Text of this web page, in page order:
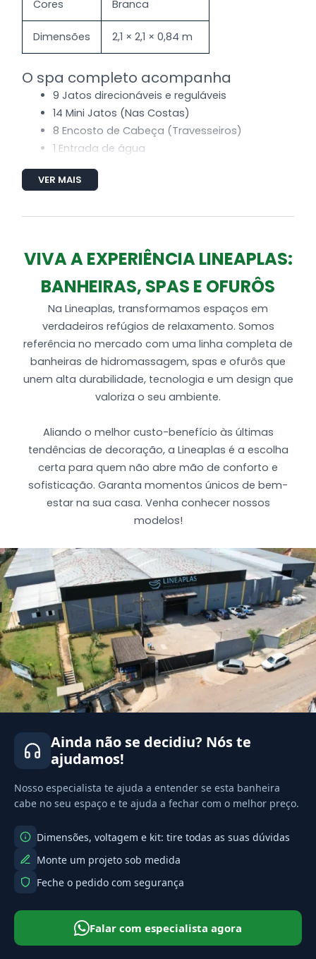
Cores Branca
Dimensões 2,1 × 2,1 × 0,84 m
O spa completo acompanha
9 Jatos direcionáveis e reguláveis
14 Mini Jatos (Nas Costas)
8 Encosto de Cabeça (Travesseiros)
1 Entrada de água
1 Saída de água
3 Sucções
Tubulação de água e ar
1 Motobomba de 1cv auto-drenante
VER MAIS
VIVA A EXPERIÊNCIA LINEAPLAS:
BANHEIRAS, SPAS E OFURÔS
Na Lineaplas, transformamos espaços em
verdadeiros refúgios de relaxamento. Somos
referência no mercado com uma linha completa de
banheiras de hidromassagem, spas e ofurôs que
unem alta durabilidade, tecnologia e um design que
valoriza o seu ambiente.
Aliando o melhor custo-benefício às últimas
tendências de decoração, a Lineaplas é a escolha
certa para quem não abre mão de conforto e
sofisticação. Garanta momentos únicos de bem-
estar na sua casa. Venha conhecer nossos
modelos!
Ainda não se decidiu? Nós te
ajudamos!
Nosso especialista te ajuda a entender se esta banheira
cabe no seu espaço e te ajuda a fechar com o melhor preço.
Dimensões, voltagem e kit: tire todas as suas dúvidas
Monte um projeto sob medida
Feche o pedido com segurança
Falar com especialista agora